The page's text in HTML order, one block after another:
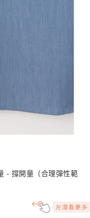
- 撐開量（合理彈性範